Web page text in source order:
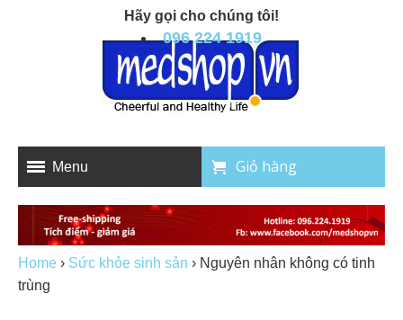
Menu Giỏ hàng
Hãy gọi cho chúng tôi!
096 224 1919
Home › Sức khỏe sinh sản › Nguyên nhân không có tinh
trùng